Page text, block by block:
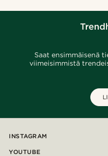
Saat ensimmäisenä
viimeisimmistä
INSTAGRAM
YOUTUBE